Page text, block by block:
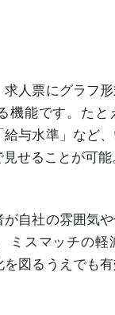
求人票にグラフ
機能です。たと
給与水準」など
せることが可能
が自社の雰囲気
ミスマッチの軽
図るうえでも